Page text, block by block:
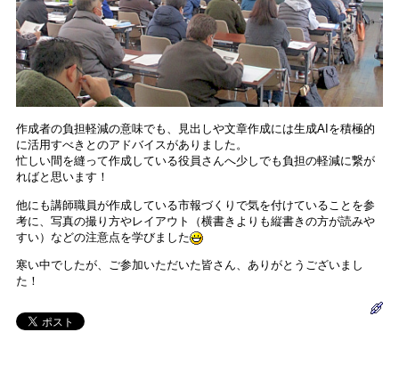
作成者の負担軽減の意味でも、見出しや文章作成には生成AIを積極的
に活用すべきとのアドバイスがありました。
忙しい間を縫って作成している役員さんへ少しでも負担の軽減に繋が
ればと思います！
他にも講師職員が作成している市報づくりで気を付けていることを参
考に、写真の撮り方やレイアウト（横書きよりも縦書きの方が読みや
すい）などの注意点を学びました
寒い中でしたが、ご参加いただいた皆さん、ありがとうございまし
た！